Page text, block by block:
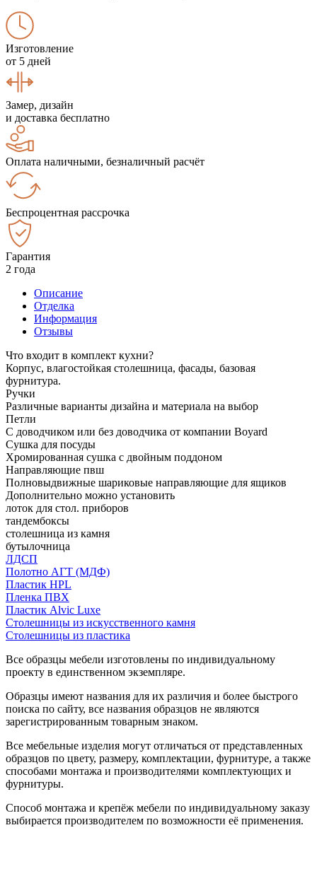
Изготовление
от 5 дней
Замер, дизайн
и доставка бесплатно
Оплата наличными, безналичный расчёт
Беспроцентная рассрочка
Гарантия
2 года
Описание
Отделка
Информация
Отзывы
Что входит в комплект кухни?
Корпус, влагостойкая столешница, фасады, базовая
фурнитура.
Ручки
Различные варианты дизайна и материала на выбор
Петли
С доводчиком или без доводчика от компании Boyard
Сушка для посуды
Хромированная сушка с двойным поддоном
Направляющие пвш
Полновыдвижные шариковые направляющие для ящиков
Дополнительно можно установить
лоток для стол. приборов
тандембоксы
столешница из камня
бутылочница
ЛДСП
Полотно АГТ (МДФ)
Пластик HPL
Пленка ПВХ
Пластик Alvic Luxe
Столешницы из искусственного камня
Столешницы из пластика
Все образцы мебели изготовлены по индивидуальному
проекту в единственном экземпляре.
Образцы имеют названия для их различия и более быстрого
поиска по сайту, все названия образцов не являются
зарегистрированным товарным знаком.
Все мебельные изделия могут отличаться от представленных
образцов по цвету, размеру, комплектации, фурнитуре, а также
способами монтажа и производителями комплектующих и
фурнитуры.
Способ монтажа и крепёж мебели по индивидуальному заказу
выбирается производителем по возможности её применения.